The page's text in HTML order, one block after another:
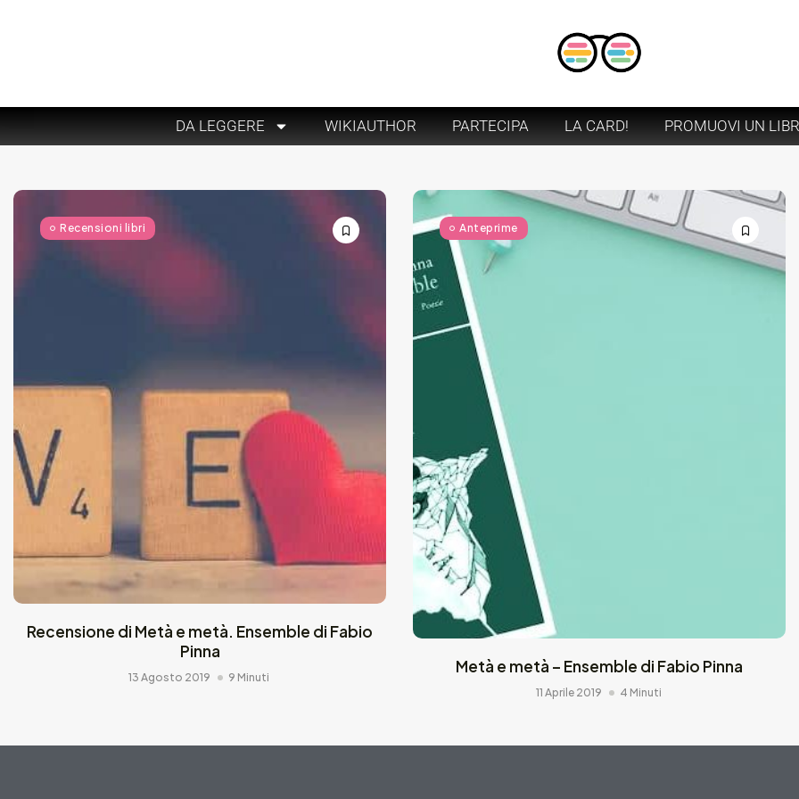
DA LEGGERE WIKIAUTHOR PARTECIPA LA CARD! PROMUOVI UN
Recensioni libri
Recensione di Metà e metà. Ensemble di Fabio
Pinna
13 Agosto 2019 9 Minuti
Anteprime
Metà e metà – Ensemble di Fabio Pinna
11 Aprile 2019 4 Minuti